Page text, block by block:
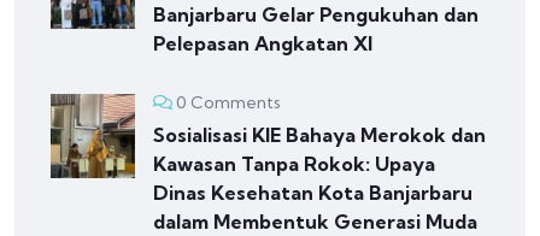
Banjarbaru Gelar Pengukuhan dan
Pelepasan Angkatan XI
0 Comments
Sosialisasi KIE Bahaya Merokok dan
Kawasan Tanpa Rokok: Upaya
Dinas Kesehatan Kota Banjarbaru
dalam Membentuk Generasi Muda